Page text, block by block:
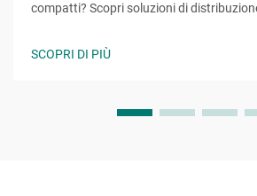
compatti? Scopri soluzioni di
riducono i tempi di assemblaggio. Scopri
SCOPRI DI PIÙ